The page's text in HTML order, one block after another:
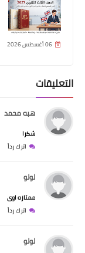
06 أغسطس 2026
التعليقات
هبه محمد
شكرا
اترك رداً
لولو
ممتازه اوى
اترك رداً
لولو